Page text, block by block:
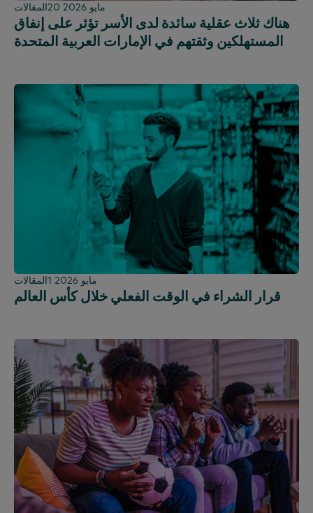
المقالات 20 مايو 2026
هناك ثلاث عقلية سائدة لدى الأسر تؤثر على إنفاق
المستهلكين وثقتهم في الإمارات العربية المتحدة
المقالات 1 مايو 2026
قرار الشراء في الوقت الفعلي خلال كأس العالم